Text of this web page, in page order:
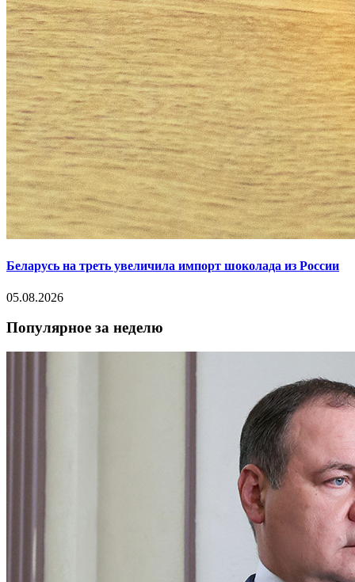
Беларусь на треть увеличила импорт шоколада из России
05.08.2026
Популярное за неделю